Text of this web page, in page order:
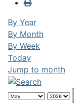
By Year
By Month
By Week
Today
Jump to month